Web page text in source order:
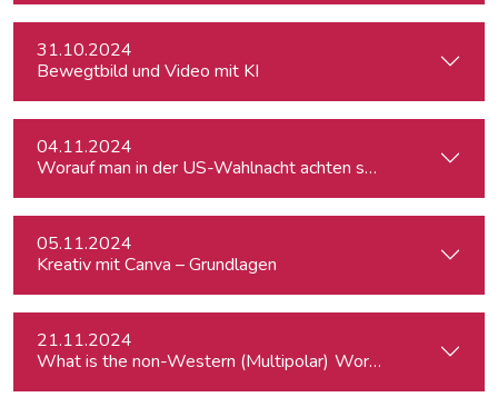
31.10.2024
Bewegtbild und Video mit KI
04.11.2024
Worauf man in der US-Wahlnacht achten sollte
05.11.2024
Kreativ mit Canva – Grundlagen
21.11.2024
What is